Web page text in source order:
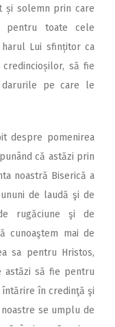
și solemn prin care
pentru toate cele
Lui sfințitor ca
să fie
pe care le
despre pomenirea
că astăzi prin
noastră Biserică a
de laudă şi de
rugăciune şi de
cunoaştem mai de
sa pentru Hristos,
astăzi să fie pentru
în credinţă şi
se umplu de